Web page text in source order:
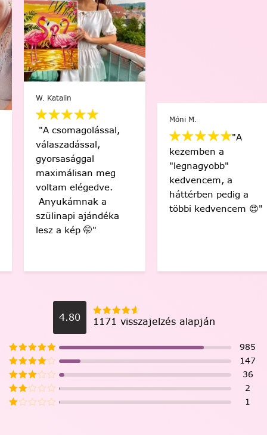
W. Katalin
"A csomagolással,
válaszadással,
gyorsasággal
maximálisan meg
voltam elégedve.
Anyukámnak a
szülinapi ajándéka
lesz a kép 🤭"
Móni M.
"A
kezemben a
"legnagyobb"
kedvencem, a
háttérben pedig a
többi kedvencem 😍"
4.80 1171 visszajelzés alapján
985
147
36
2
1